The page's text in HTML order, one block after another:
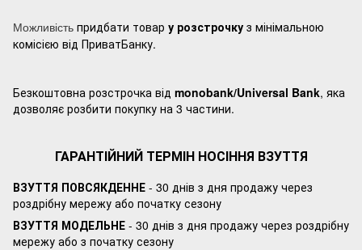
Можливість придбати товар у розстрочку з мінімальною
комісією від ПриватБанку.
Безкоштовна розстрочка від monobank/Universal Bank, яка
дозволяє розбити покупку на 3 частини.
ГАРАНТІЙНИЙ ТЕРМІН НОСІННЯ ВЗУТТЯ
ВЗУТТЯ ПОВСЯКДЕННЕ - 30 днів з дня продажу через
роздрібну мережу або початку сезону
ВЗУТТЯ МОДЕЛЬНЕ - 30 днів з дня продажу через роздрібну
мережу або з початку сезону